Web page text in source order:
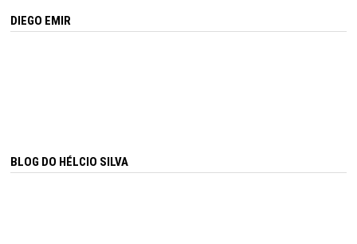
DIEGO EMIR
BLOG DO HÉLCIO SILVA